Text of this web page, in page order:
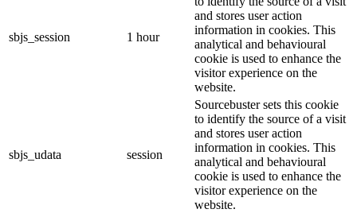
sbjs_session 1 hour
and stores user action
information in cookies. This
analytical and behavioural
cookie is used to enhance the
visitor experience on the
website.
sbjs_udata session
Sourcebuster sets this cookie
to identify the source of a visit
and stores user action
information in cookies. This
analytical and behavioural
cookie is used to enhance the
visitor experience on the
website.